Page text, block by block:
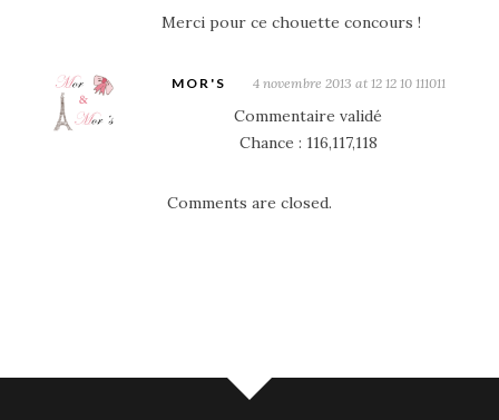
Merci pour ce chouette concours !
MOR'S 4 novembre 2013 at 12 12 10 111011
Commentaire validé
Chance : 116,117,118
Comments are closed.